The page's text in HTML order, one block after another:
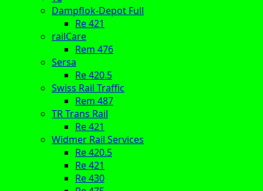
Dampflok-Depot Full
Re 421
railCare
Rem 476
Sersa
Re 420.5
Swiss Rail Traffic
Rem 487
TR Trans Rail
Re 421
Widmer Rail Services
Re 420.5
Re 421
Re 430